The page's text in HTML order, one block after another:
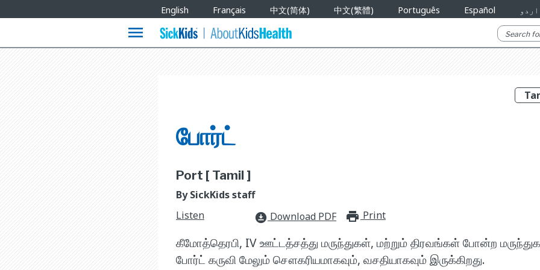
Languages
English Français 中文(简体) 中文(繁體) Português Español اردو
menu
போர்ட்
Port [ Tamil ]
By SickKids staff
Listen
download_for_offline Download PDF print_for_offline
Print
கீமோத்தெரபி, IV ஊட்டத்சத்து மருந்துகள், மற்றும் திரவங்கள் போன்ற
போர்ட் கருவி மேலும் சௌகரியமாகவும், வசதியாகவும் இருக்கிறது.